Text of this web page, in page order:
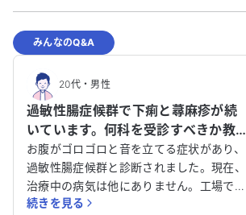
みんなのQ&A
20代・男性
過敏性腸症候群で下痢と蕁麻疹が続
いています。何科を受診すべきか教え
てください。
お腹がゴロゴロと音を立てる症状があり、
過敏性腸症候群と診断されました。現在、
治療中の病気は他にありません。工場で働
いており、今年の初夏から下痢が続いてい
続きを見る